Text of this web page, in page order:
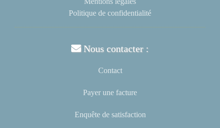
Politique de confidentialité
Nous contacter :
Contact
Payer une facture
Enquête de satisfaction